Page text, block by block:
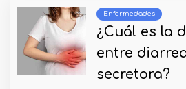
Enfermedades
¿Cuál es la
entre
secretora?